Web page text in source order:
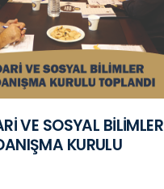
VE SOSYAL BİLİMLER
KURULU